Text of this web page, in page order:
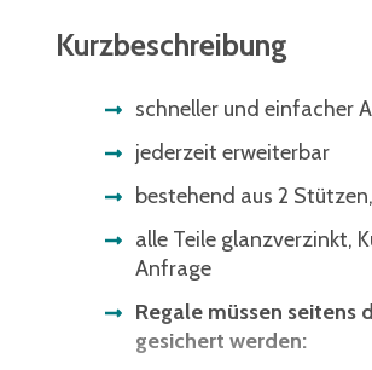
Kurzbeschreibung
schneller und einfacher
jederzeit erweiterbar
bestehend aus 2
alle Teile glanzverzinkt,
Anfrage
Regale müssen seitens
gesichert werden: